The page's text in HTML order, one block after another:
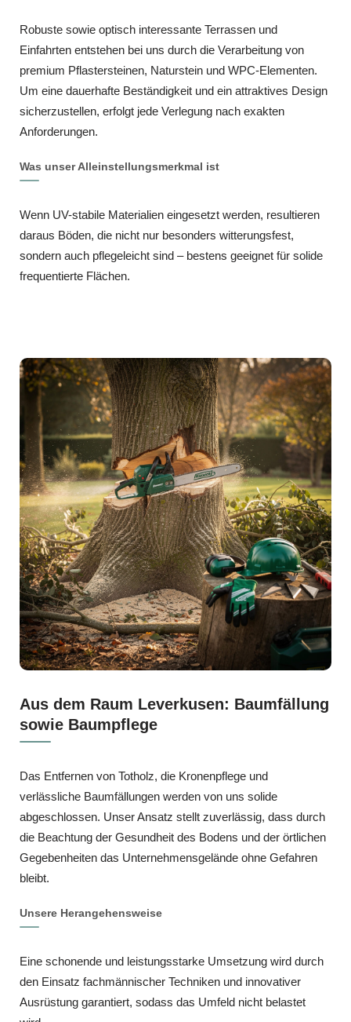
Robuste sowie optisch interessante Terrassen und
Einfahrten entstehen bei uns durch die Verarbeitung von
premium Pflastersteinen, Naturstein und WPC‑Elementen.
Um eine dauerhafte Beständigkeit und ein attraktives Design
sicherzustellen, erfolgt jede Verlegung nach exakten
Anforderungen.
Was unser Alleinstellungsmerkmal ist
Wenn UV-stabile Materialien eingesetzt werden, resultieren
daraus Böden, die nicht nur besonders witterungsfest,
sondern auch pflegeleicht sind – bestens geeignet für solide
frequentierte Flächen.
Aus dem Raum Leverkusen: Baumfällung
sowie Baumpflege
Das Entfernen von Totholz, die Kronenpflege und
verlässliche Baumfällungen werden von uns solide
abgeschlossen. Unser Ansatz stellt zuverlässig, dass durch
die Beachtung der Gesundheit des Bodens und der örtlichen
Gegebenheiten das Unternehmensgelände ohne Gefahren
bleibt.
Unsere Herangehensweise
Eine schonende und leistungsstarke Umsetzung wird durch
den Einsatz fachmännischer Techniken und innovativer
Ausrüstung garantiert, sodass das Umfeld nicht belastet